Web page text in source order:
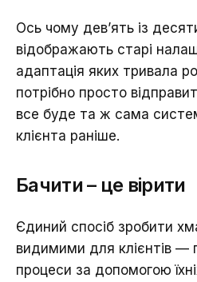
Ось чому дев’ять із
відображають старі
адаптація яких тривала
потрібно просто
все буде та ж сама
клієнта раніше.
Бачити – це вірити
Єдиний спосіб зробити
видимими для клієнтів —
процеси за допомогою